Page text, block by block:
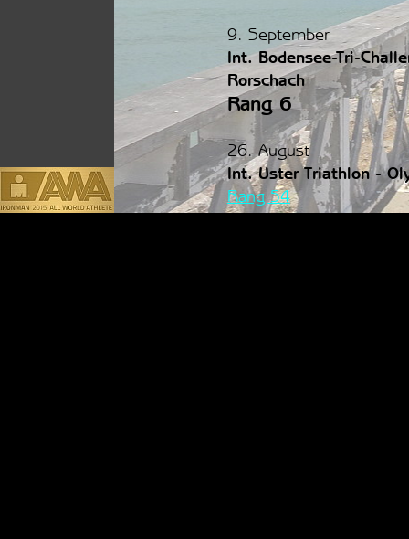
9. September
Int. Bodensee-Tri-
Rorschach
Rang 6
26. August
Int. Uster Triathlon -
Rang 54